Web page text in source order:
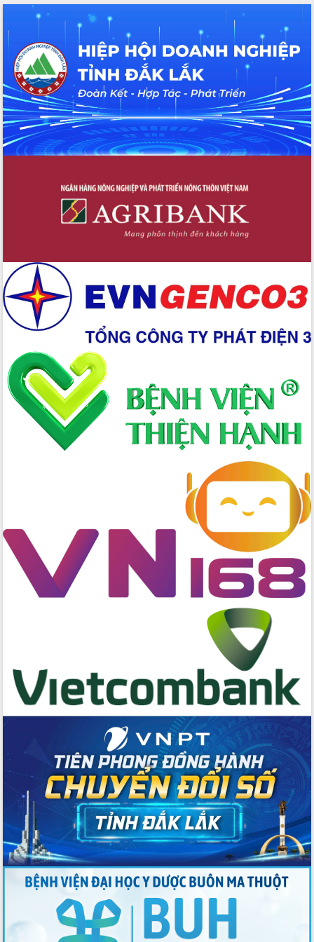
hai con số trong năm 2026
Tổ chức trang trọng Lễ hội Đền thờ
Lương Văn Chánh năm 2026
Phó Bí thư Tỉnh ủy Đắk Lắk Đỗ Hữu
Huy giữ chức Bí thư Đảng ủy Ủy Ban
Nhân dân tỉnh
Bệnh án điện tử thúc đẩy chuyển đổi
số y tế tại Đắk Lắk
Chuyển đổi số thư viện: Mở rộng
không gian tri thức trong thời đại số
chức diễn tập trước ngày bầu cử
Chương trình “Gặp gỡ hữu nghị –
Friendship Meeting New Year 2026”
Bầu cử Quốc hội và HĐND: Cử tri Đắk
Đắk Lắk sẵn sàng các điều kiện cho
Ngày hội bầu cử đại biểu Quốc hội
khóa XVI và HĐND các cấp nhiệm kỳ
2026-2031
Đảm bảo cuộc bầu cử đại biểu Quốc
hội và đại biểu HĐND các cấp diễn ra
an toàn, hiệu quả, đúng quy định
Thủ tướng Chính phủ Phạm Minh Chính
kiểm tra, chỉ đạo hoàn thành các dự
án cao tốc và thăm khu tái định cư tại
Đắk Lắk
Sôi nổi Hội đua ngựa truyền thống Gò
Thì Thùng mừng Xuân Bính Ngọ 2026
UBND tỉnh Đắk Lắk triển khai công tác
quốc phòng, quân sự địa phương năm
2026
Đắk Lắk tập trung toàn lực khắc phục
tồn tại IUU, sẵn sàng làm việc với
Rộn ràng lễ hội truyền thống Sông
nước Đà Nông lần thứ I năm 2026
Kỳ họp Chuyên đề lần thứ Năm, HĐND
tỉnh Đắk Lắk thông qua các nghị quyết
Thống nhất danh sách giới thiệu ứng
cử đại biểu Quốc hội khoá XVI và đại
biểu HĐND tỉnh Đắk Lắk, nhiệm kỳ
2026-2031
Phát động hai phong trào thi đua quan
trọng trong kỷ nguyên mới
Hội nghị lần thứ tư Ban Chỉ đạo công
tác bầu cử tỉnh Đắk Lắk
Hội nghị Báo cáo viên Trung ương
tháng 01/2026
Phó Thủ tướng Hồ Quốc Dũng đánh giá
cao kết quả Chiến dịch Quang Trung
tại Đắk Lắk